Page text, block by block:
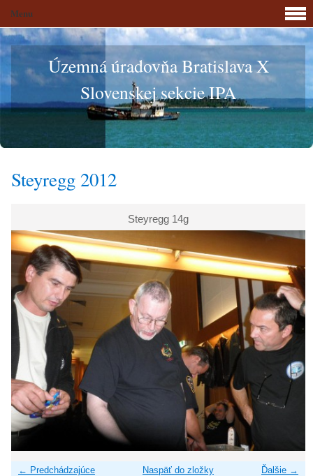
Územná úradovňa Bratislava X
Slovenskej sekcie IPA
Steyregg 2012
Steyregg 14g
← Predchádzajúce Ďalšie →
Naspäť do zložky
Menu